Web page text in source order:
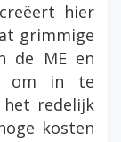
hier
grimmige
de ME en
om in te
het redelijk
kosten